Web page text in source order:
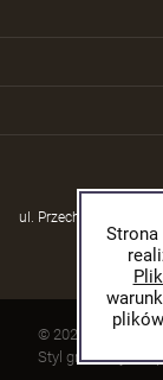
ul. Przechodzisko 39,
© 2026 arani.cc.
Styl graficzny